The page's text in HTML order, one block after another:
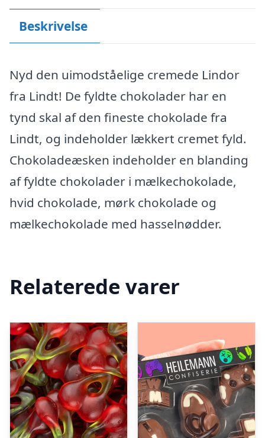
Beskrivelse
Nyd den uimodståelige cremede Lindor
fra Lindt! De fyldte chokolader har en
tynd skal af den fineste chokolade fra
Lindt, og indeholder lækkert cremet fyld.
Chokoladeæsken indeholder en blanding
af fyldte chokolader i mælkechokolade,
hvid chokolade, mørk chokolade og
mælkechokolade med hasselnødder.
Relaterede varer